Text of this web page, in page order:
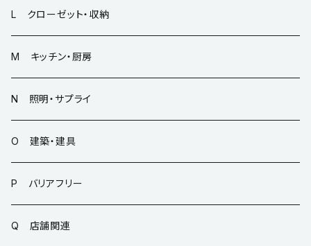
L クローゼット・収納
M キッチン・厨房
N 照明・サプライ
O 建築・建具
P バリアフリー
Q 店舗関連